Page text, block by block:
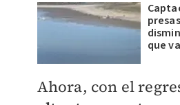
que
Ahora, con el